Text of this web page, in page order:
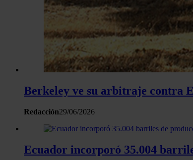
Berkeley ve su arbitraje contra
Redacción29/06/2026
Ecuador incorporó 35.004